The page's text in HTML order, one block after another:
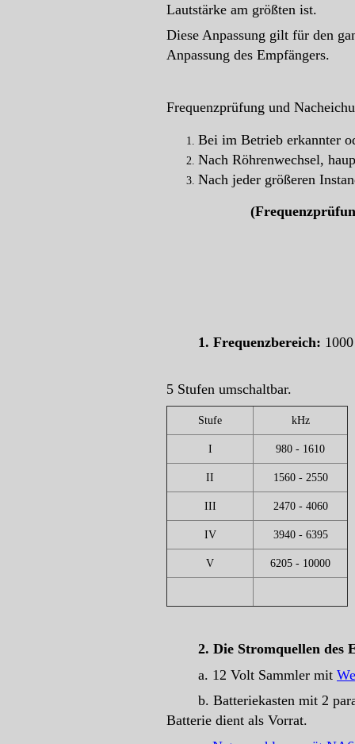
Lautstärke am größten ist.
Diese Anpassung gilt für den
Anpassung des Empfängers.
Frequenzprüfung und
Bei im Betrieb erkannter
Nach Röhrenwechsel,
Nach jeder größeren
1. Frequenzbereich:
5 Stufen umschaltbar.
Stufe kHz
I 980 - 1610
II 1560 - 2550
III 2470 - 4060
IV 3940 - 6395
V 6205 - 10000
2. Die Stromquellen des
a. 12 Volt Sammler mit
b. Batteriekasten mit 2
Batterie dient als Vorrat.